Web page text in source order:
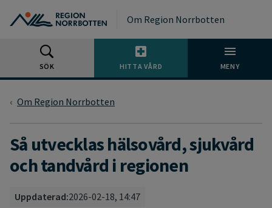
Om Region Norrbotten
SÖK HITTA VÅRD MENY
Om Region Norrbotten
Så utvecklas hälsovård, sjukvård
och tandvård i regionen
Uppdaterad:2026-02-18, 14:47